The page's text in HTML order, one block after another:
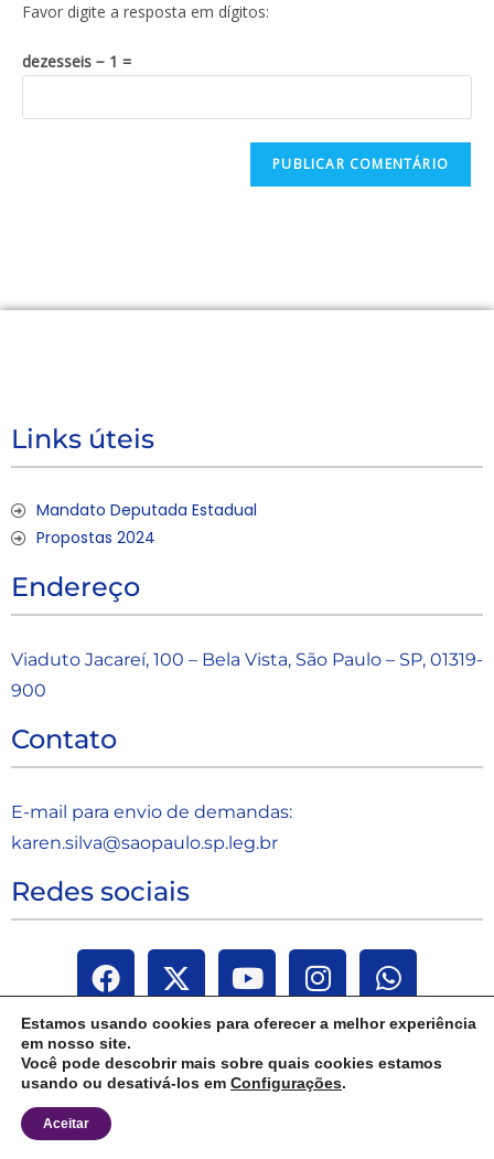
Favor digite a resposta em dígitos:
dezesseis − 1 =
Links úteis
Mandato Deputada Estadual
Propostas 2024
Endereço
Viaduto Jacareí, 100 – Bela Vista, São Paulo – SP, 01319-
900
Contato
E-mail para envio de demandas:
karen.silva@saopaulo.sp.leg.br
Redes sociais
Janaina Paschoal | Todos os direitos reservados 2025
Estamos usando cookies para oferecer a melhor experiência
em nosso site.
Você pode descobrir mais sobre quais cookies estamos
usando ou desativá-los em Configurações.
Aceitar